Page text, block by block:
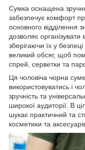
Сумка оснащена
забезпечує комфорт
основного відділення
дозволяє організувати
зберігаючи їх у
великий обсяг, щоб
спрей, серветки та
Ця чоловіча чорна
використовуватись і
зручність та
широкої аудиторії. В
шукає практичний та
косметики та